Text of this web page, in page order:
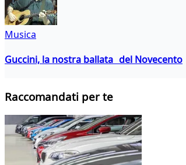
Musica
Guccini, la nostra ballata del Novecento
Raccomandati per te